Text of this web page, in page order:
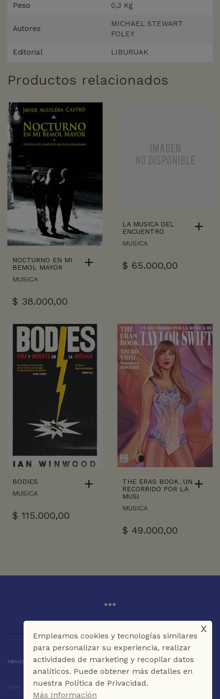
Peso 0,3 Kg
Autores
MICHAEL STEWART
FOLEY
Editorial LIBURUAK
Productos relacionados
NOCTURNO EN MI
BEMOL MAYOR
MUSICA
$ 38.000,00
LA MUSICA DEL
ENCUENTRO
MUSICA
$ 65.000,00
BODIES
MUSICA
$ 115.000,00
THE ERAS BOOK. UN
RECORRIDO POR LA
MUSI
MUSICA
$ 49.000,00
ÁBACO LIBROS Y CAFÉ © 2025 CARTAGENA DE INDIAS - COLOMBIA
Inicio Tienda La Librería Galería Café Contáctenos
Empleamos cookies y tecnologías similares
para personalizar su experiencia, realizar
actividades de marketing y recopilar datos
analíticos. Puede obtener más detalles en
nuestra Política de Privacidad.
Más Información
x